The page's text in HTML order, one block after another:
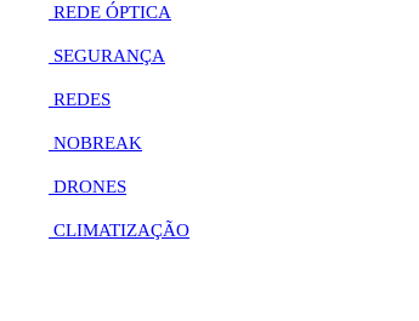
REDE ÓPTICA
SEGURANÇA
REDES
NOBREAK
DRONES
CLIMATIZAÇÃO